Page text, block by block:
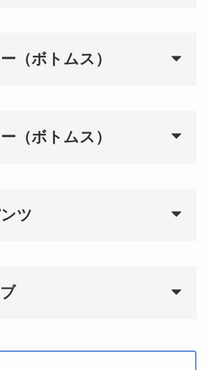
（ボトムス）
（ボトムス）
ツ